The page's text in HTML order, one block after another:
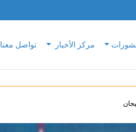
مركز الأخبار تواصل معنا